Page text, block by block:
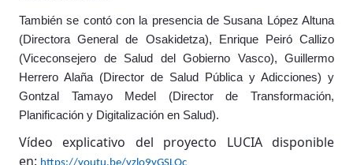
También se contó con la presencia de Susana López Altuna
(Directora General de Osakidetza), Enrique Peiró Callizo
(Viceconsejero de Salud del Gobierno Vasco), Guillermo
Herrero Alaña (Director de Salud Pública y Adicciones) y
Gontzal Tamayo Medel (Director de Transformación,
Planificación y Digitalización en Salud).
Vídeo explicativo del proyecto LUCIA disponible
en: